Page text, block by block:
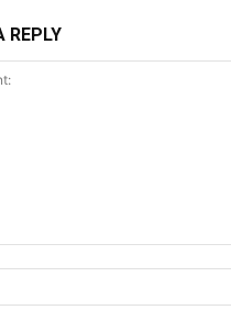
REPLY